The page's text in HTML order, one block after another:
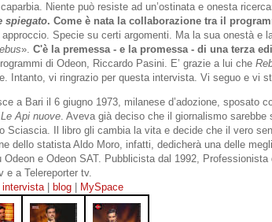
Niente può resiste ad un’ostinata e onesta
spiegato. Come è nata la collaborazione tra il
Specie su certi argomenti. Ma la sua onestà e
». C'è la premessa - e la promessa - di una terza
di Odeon, Riccardo Pasini. E’ grazie a lui che
Intanto, vi ringrazio per questa intervista. Vi seguo e vi
a Bari il 6 giugno 1973, milanese d’adozione, sposato
Le Api nuove. Aveva già deciso che il giornalismo
Sciascia. Il libro gli cambia la vita e decide che il vero
dello statista Aldo Moro, infatti, dedicherà una delle
e Odeon SAT. Pubblicista dal 1992, Professionista
e a Telereporter tv.
intervista| blog MySpace